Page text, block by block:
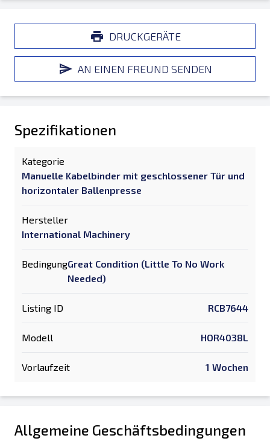
DRUCKGERÄTE
AN EINEN FREUND SENDEN
Spezifikationen
Kategorie
Manuelle Kabelbinder mit geschlossener Tür und
horizontaler Ballenpresse
Hersteller
International Machinery
BedingungGreat Condition (Little To No Work
Needed)
Listing ID RCB7644
Modell HOR4038L
Vorlaufzeit 1 Wochen
Allgemeine Geschäftsbedingungen